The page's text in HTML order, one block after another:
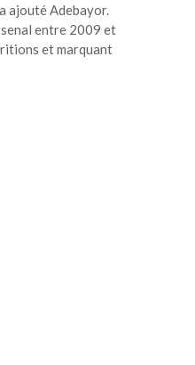
ajouté Adebayor.
entre 2009 et
et marquant